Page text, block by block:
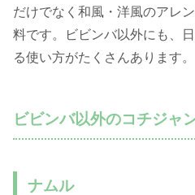
だけでなく和風・洋風のアレ
料です。ビビンバ以外にも、
る使い方がたくさんあります。
ビビンバ以外のコチジャ
ナムル